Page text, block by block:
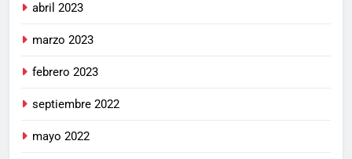
abril 2023
marzo 2023
febrero 2023
septiembre 2022
mayo 2022